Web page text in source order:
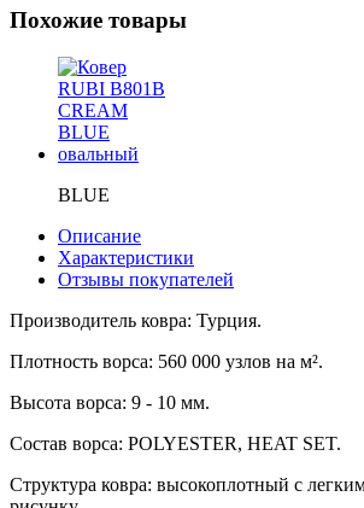
Похожие товары
BLUE
Описание
Характеристики
Отзывы покупателей
Производитель ковра: Турция.
Плотность ворса: 560 000 узлов на м².
Высота ворса: 9 - 10 мм.
Состав ворса: POLYESTER, HEAT SET.
Структура ковра: высокоплотный с